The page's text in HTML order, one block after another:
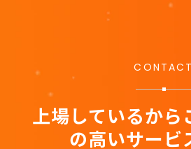
CONTACT
上場しているから
の高いサービ